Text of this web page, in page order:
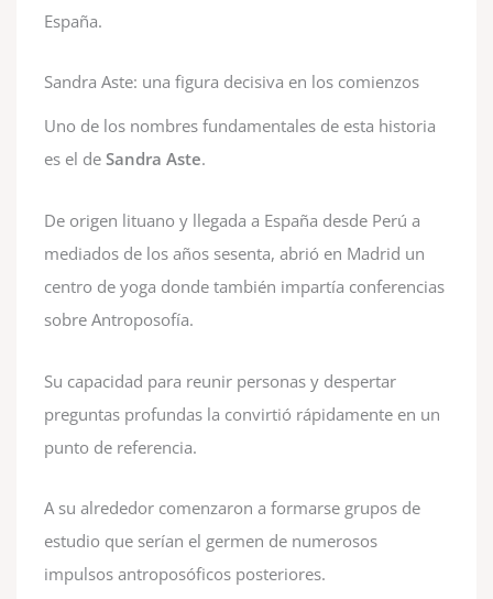
España.
Sandra Aste: una figura decisiva en los comienzos
Uno de los nombres fundamentales de esta historia
es el de Sandra Aste.
De origen lituano y llegada a España desde Perú a
mediados de los años sesenta, abrió en Madrid un
centro de yoga donde también impartía conferencias
sobre Antroposofía.
Su capacidad para reunir personas y despertar
preguntas profundas la convirtió rápidamente en un
punto de referencia.
A su alrededor comenzaron a formarse grupos de
estudio que serían el germen de numerosos
impulsos antroposóficos posteriores.